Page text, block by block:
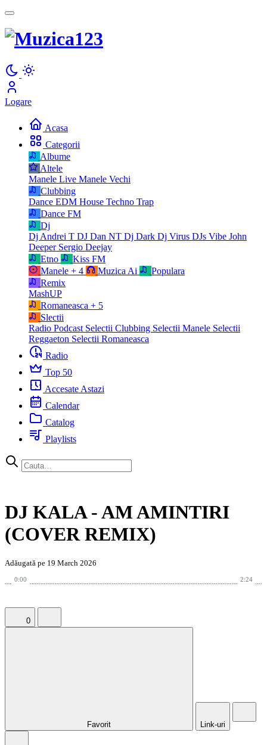
Logare
Acasa
Categorii
Albume
Altele
Manele Live Manele Vechi
Clubbing
Dance EDM House Techno Trap
Dance FM
Dj
Dj Andrei T DJ Dan NT Dj Dark Dj Virus DJs Vibe John
Deeper Sergio Deejay
Etno
Kiss FM
Manele + 4 Muzica Ai
Populara
Remix
MashUP
Romaneasca + 5
Slectii
Radio Podcast Selectii Clubbing Selectii Manele Selectii
Reggaeton Selectii Romaneasca
Radio
Top 50
Accesate Astazi
Calendar
Catalog
Playlists
DJ KALA - AM AMINTIRI
(COVER REMIX)
Adăugată pe 19 March 2026
0:00 2:24
0
Favorit Link-uri